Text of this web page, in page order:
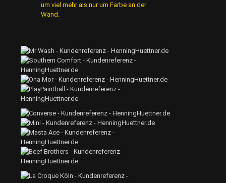
um viel mehr als nur um Farbe an der
Wand.